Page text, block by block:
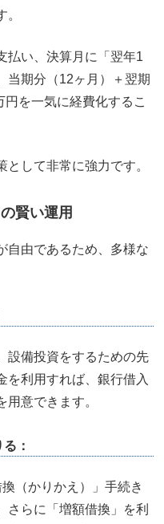
払い、決算月に「翌年1
当期分（12ヶ月）＋翌期
を一気に経費化するこ
して非常に強力です。
賢い運用
自由であるため、多様な
設備投資をするための先
を利用すれば、銀行借入
意できます。
：
（かりかえ）」手続き
さらに「増額借換」を利